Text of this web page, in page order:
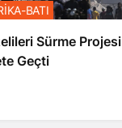
Sürme Projesi
Geçti
BATI